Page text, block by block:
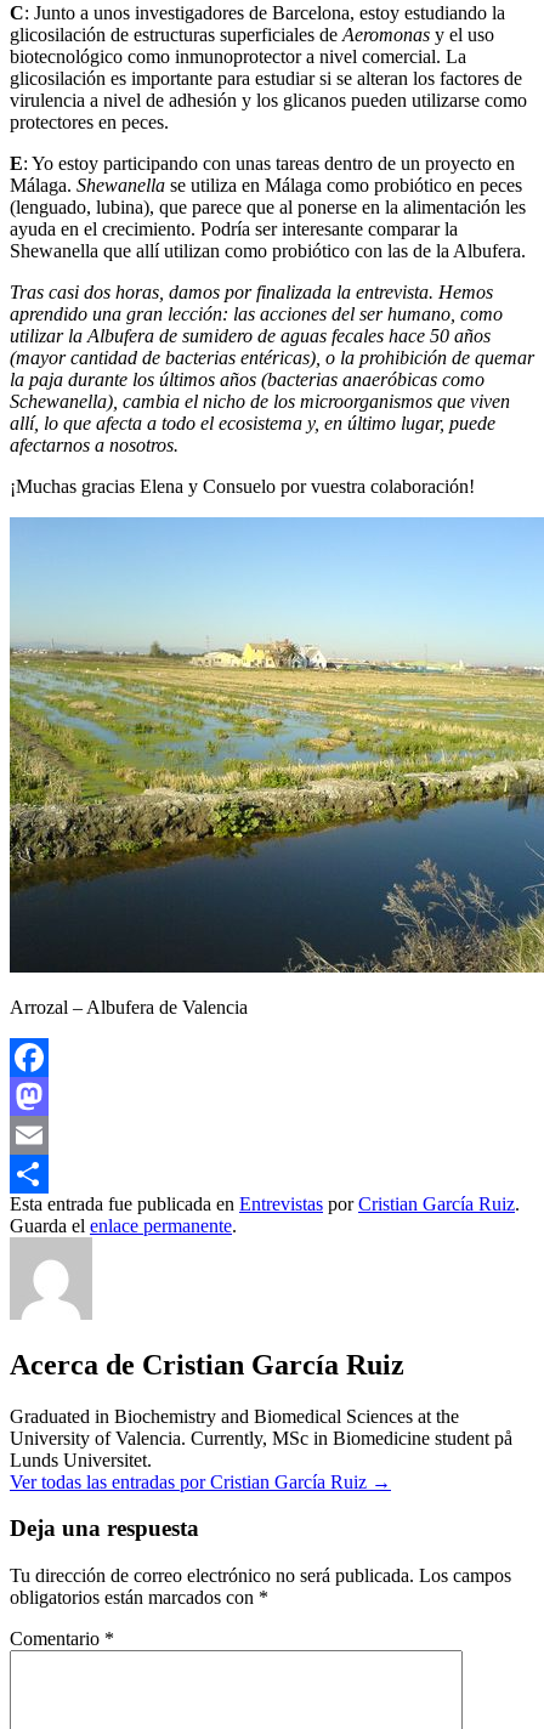
C: Junto a unos investigadores de Barcelona, estoy estudiando la
glicosilación de estructuras superficiales de Aeromonas y el uso
biotecnológico como inmunoprotector a nivel comercial. La
glicosilación es importante para estudiar si se alteran los factores de
virulencia a nivel de adhesión y los glicanos pueden utilizarse como
protectores en peces.
E: Yo estoy participando con unas tareas dentro de un proyecto en
Málaga. Shewanella se utiliza en Málaga como probiótico en peces
(lenguado, lubina), que parece que al ponerse en la alimentación les
ayuda en el crecimiento. Podría ser interesante comparar la
Shewanella que allí utilizan como probiótico con las de la Albufera.
Tras casi dos horas, damos por finalizada la entrevista. Hemos
aprendido una gran lección: las acciones del ser humano, como
utilizar la Albufera de sumidero de aguas fecales hace 50 años
(mayor cantidad de bacterias entéricas), o la prohibición de quemar
la paja durante los últimos años (bacterias anaeróbicas como
Schewanella), cambia el nicho de los microorganismos que viven
allí, lo que afecta a todo el ecosistema y, en último lugar, puede
afectarnos a nosotros.
¡Muchas gracias Elena y Consuelo por vuestra colaboración!
Arrozal – Albufera de Valencia
Facebook
Mastodon
Email
Compartir
Esta entrada fue publicada en Entrevistas porCristian García Ruiz.
Guarda el enlace permanente.
Acerca de Cristian García Ruiz
Graduated in Biochemistry and Biomedical Sciences at the
University of Valencia. Currently, MSc in Biomedicine student på
Lunds Universitet.
Ver todas las entradas por Cristian García Ruiz →
Deja una respuesta
Tu dirección de correo electrónico no será publicada. Los campos
obligatorios están marcados con *
Comentario *